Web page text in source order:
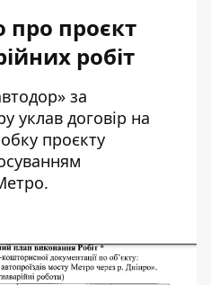
проєкт
робіт
за
уклав договір на
проєкту